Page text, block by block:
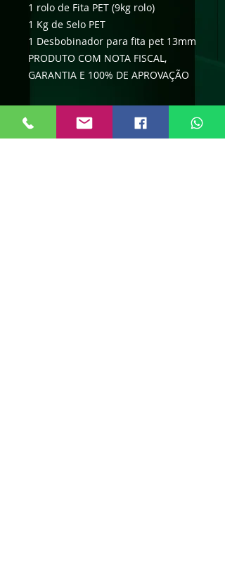
1 rolo de Fita PET (9kg rolo)
1 Kg de Selo PET
1 Desbobinador para fita pet 13mm
PRODUTO COM NOTA FISCAL,
GARANTIA E 100% DE APROVAÇÃO